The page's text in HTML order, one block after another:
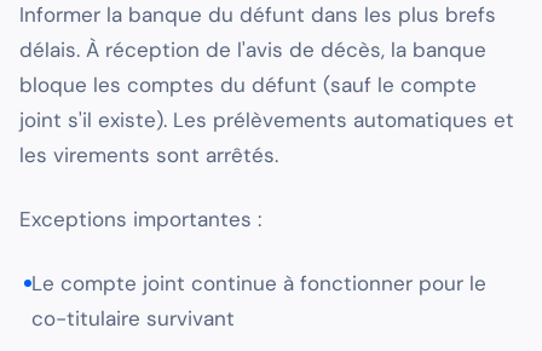
Informer la banque du défunt dans les plus brefs
délais. À réception de l'avis de décès, la banque
bloque les comptes du défunt (sauf le compte
joint s'il existe). Les prélèvements automatiques et
les virements sont arrêtés.
Exceptions importantes :
Le compte joint continue à fonctionner pour le
co-titulaire survivant